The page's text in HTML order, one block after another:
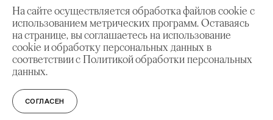
На сайте осуществляется обработка файлов cookie с
использованием метрических программ. Оставаясь
на странице, вы соглашаетесь на использование
cookie и обработку персональных данных в
соответствии с Политикой обработки персональных
данных.
СОГЛАСЕН
произведениями, подчеркивая сложный характер
взаимодействия традиции и авангарда.
Тема авангарда в проекте выходит за пределы
живописи и затрагивает кинематограф. Этот аспект
представлен точечным, но важным примером: икона
«Благословенно воинство Небесного Царя…»
(«Церковь воинствующая», 1550-е) сопоставляется с
кадром из фильма «Иван Грозный» Сергея
Эйзенштейна. Композиция кадра выстроена как